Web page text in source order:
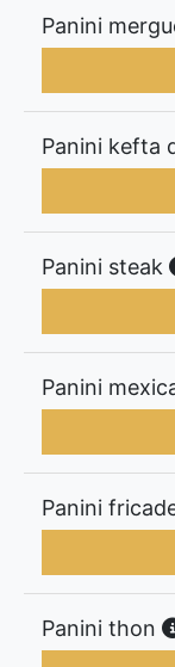
Panini
Panini kefta
Panini steak
Panini
Panini
Panini thon